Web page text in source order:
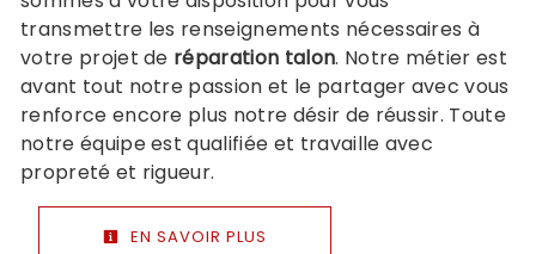
transmettre les renseignements nécessaires à
votre projet de réparation talon. Notre métier est
avant tout notre passion et le partager avec vous
renforce encore plus notre désir de réussir. Toute
notre équipe est qualifiée et travaille avec
propreté et rigueur.
EN SAVOIR PLUS